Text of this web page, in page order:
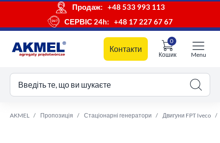
Продаж:
+48 533 993 113
СЕРВІС 24h:
+48 17 227 67 67
Контакти
Кошик
0
кошик
Menu
Введіть те, що ви шукаєте
AKMEL Пропозиція Стаціонарні генератори Двигуни FPT Iveco